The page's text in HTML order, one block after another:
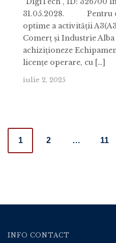
31.05.2028. Pentru
optime a activității
Comerț și Industrie Alba
achiziţioneze
licențe operare, cu […]
iulie 2, 2025
Posts
navigation
1 2 … 11
INFO CONTACT